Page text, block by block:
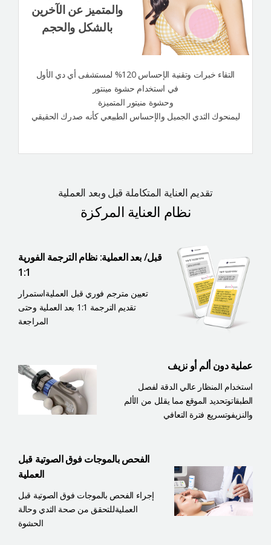
والمتميز عن الآخرين
بالشكل والحجم
التقاء خبرات وتقنية الإحساس 120% لمستشفى أي دي الأول
في استخدام حشوة مينتور
وحشوة منيتور المتميزة
ليمنحوك الثدي الجميل والإحساس الطبيعي كأنه صدرك الحقيقي
تقديم العناية المتكاملة قبل وبعد العملية
نظام العناية المركزة
قبل/ بعد العملية: نظام الترجمة الفورية
1:1
تعيين مترجم فوري قبل العمليةاستمرار
تقديم الترجمة 1:1 بعد العملية وحتى
المراجعة
عملية دون ألم أو نزيف
استخدام المنظار عالي الدقة لفصل
الطبقاتوتحديد الموقع مما يقلل من الألم
والنزيفوتسريع فترة التعافي
الفحص بالموجات فوق الصوتية قبل
العملية
إجراء الفحص بالموجات فوق الصوتية قبل
العمليةللتحقق من صحة الثدي وحالة
الحشوة